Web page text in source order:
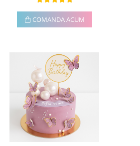
COMANDA ACUM